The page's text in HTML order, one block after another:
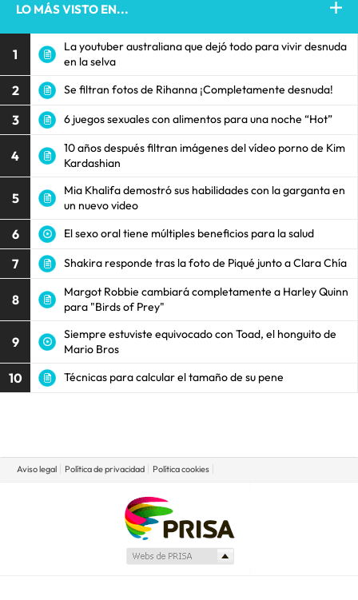
LO MÁS VISTO EN...
1
La youtuber australiana que dejó todo para vivir desnuda
en la selva
2 Se filtran fotos de Rihanna ¡Completamente desnuda!
3 6 juegos sexuales con alimentos para una noche “Hot”
4
10 años después filtran imágenes del vídeo porno de Kim
Kardashian
5
Mia Khalifa demostró sus habilidades con la garganta en
un nuevo video
6 El sexo oral tiene múltiples beneficios para la salud
7 Shakira responde tras la foto de Piqué junto a Clara Chía
8
Margot Robbie cambiará completamente a Harley Quinn
para "Birds of Prey"
9
Siempre estuviste equivocado con Toad, el honguito de
Mario Bros
10 Técnicas para calcular el tamaño de su pene
Aviso legal Política de privacidad Política cookies